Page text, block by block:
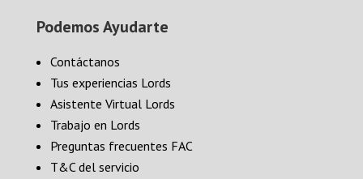
Podemos Ayudarte
Contáctanos
Tus experiencias Lords
Asistente Virtual Lords
Trabajo en Lords
Preguntas frecuentes FAC
T&C del servicio